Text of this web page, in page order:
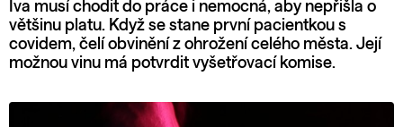
Iva musí chodit do práce i nemocná, aby nepřišla o
většinu platu. Když se stane první pacientkou s
covidem, čelí obvinění z ohrožení celého města. Její
možnou vinu má potvrdit vyšetřovací komise.